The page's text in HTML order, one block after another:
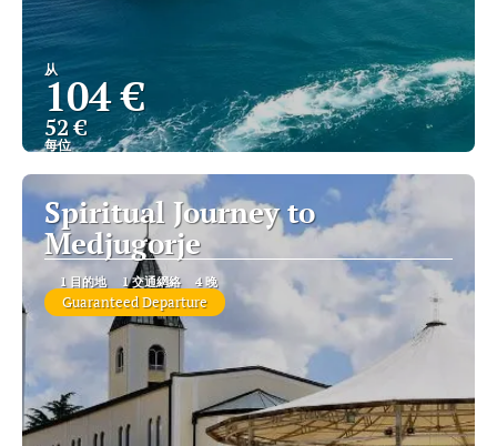
从
104 €
52 €
每位
查看
Spiritual Journey to
Medjugorje
1 目的地 1 交通網絡 4 晚
Guaranteed Departure